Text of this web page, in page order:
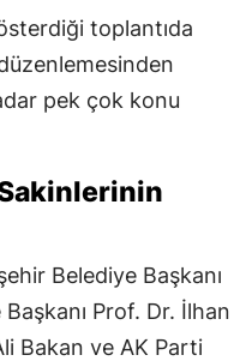
toplantıda
pek çok konu
Belediye Başkanı
Prof. Dr. İlhan
Bakan ve AK Parti